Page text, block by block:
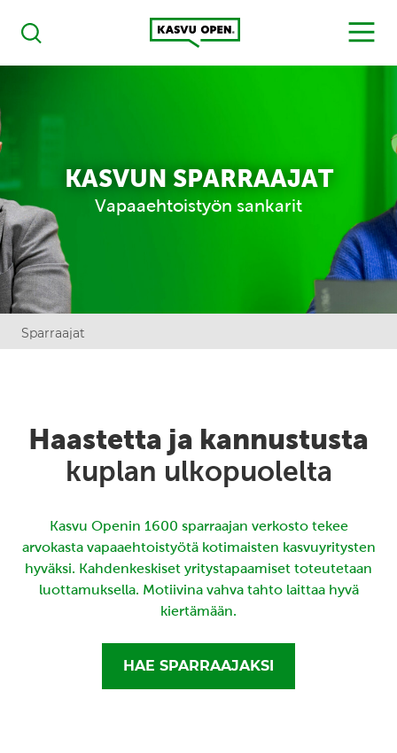
Haku
Kasvu Open
MENU
KASVUN SPARRAAJAT
Vapaaehtoistyön sankarit
Sparraajat
Haastetta ja kannustusta
kuplan ulkopuolelta
Kasvu Openin 1600 sparraajan verkosto tekee
arvokasta vapaaehtoistyötä kotimaisten kasvuyritysten
hyväksi. Kahdenkeskiset yritystapaamiset toteutetaan
luottamuksella. Motiivina vahva tahto laittaa hyvä
kiertämään.
HAE SPARRAAJAKSI